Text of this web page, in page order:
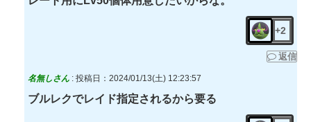
+2
返信
名無しさん : 投稿日：2024/01/13(土) 12:23:57
ブルレクでレイド指定されるから要る